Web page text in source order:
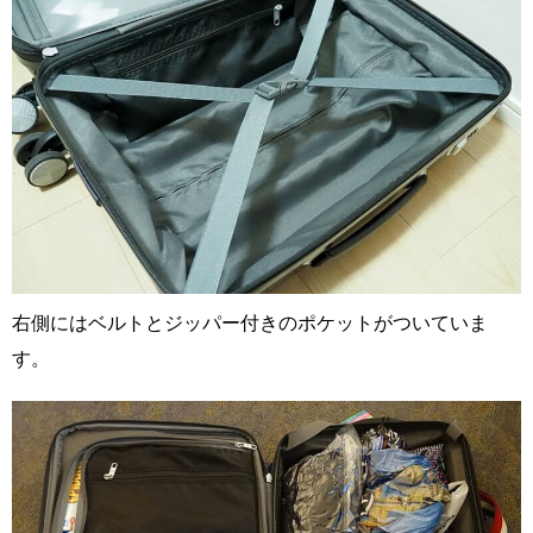
右側にはベルトとジッパー付きのポケットがついていま
す。